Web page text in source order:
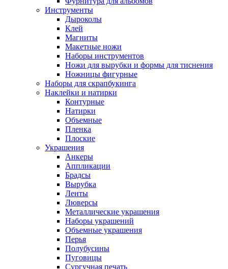
Инструменты
Дыроколы
Клей
Магниты
Макетные ножи
Наборы инструментов
Ножи для вырубки и формы для тиснения
Ножницы фигурные
Наборы для скрапбукинга
Наклейки и натирки
Контурные
Натирки
Объемные
Пленка
Плоские
Украшения
Анкеры
Аппликации
Брадсы
Вырубка
Ленты
Люверсы
Металлические украшения
Наборы украшений
Объемные украшения
Перья
Полубусины
Пуговицы
Сургучная печать